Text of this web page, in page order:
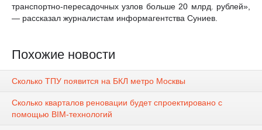
транспортно-пересадочных узлов больше 20 млрд. рублей»,
— рассказал журналистам информагентства Суниев.
Похожие новости
Сколько ТПУ появится на БКЛ метро Москвы
Сколько кварталов реновации будет спроектировано с
помощью BIM-технологий